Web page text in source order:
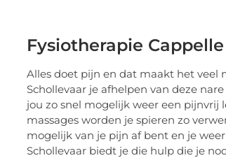
Fysiotherapie
Alles doet pijn en dat maakt het veel
Schollevaar je afhelpen van deze
jou zo snel mogelijk weer een
massages worden je spieren zo
mogelijk van je pijn af bent en je
Schollevaar biedt je die hulp die je